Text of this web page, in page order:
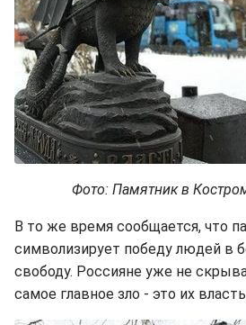
Фото: Памятник в
В то же время сообщается, что
символизирует победу людей в
свободу. Россияне уже не
самое главное зло - это их